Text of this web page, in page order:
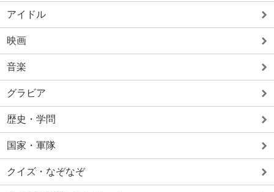
アイドル
映画
音楽
グラビア
歴史・学問
国家・軍隊
クイズ・なぞなぞ